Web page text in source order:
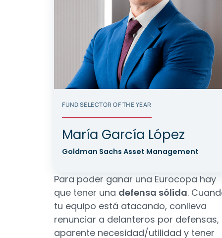
FUND SELECTOR OF THE YEAR
María García López
Goldman Sachs Asset Management
Para poder ganar una Eurocopa hay
que tener una defensa sólida.
tu equipo está atacando, conlleva
renunciar a delanteros por defensas,
aparente necesidad/utilidad y tener